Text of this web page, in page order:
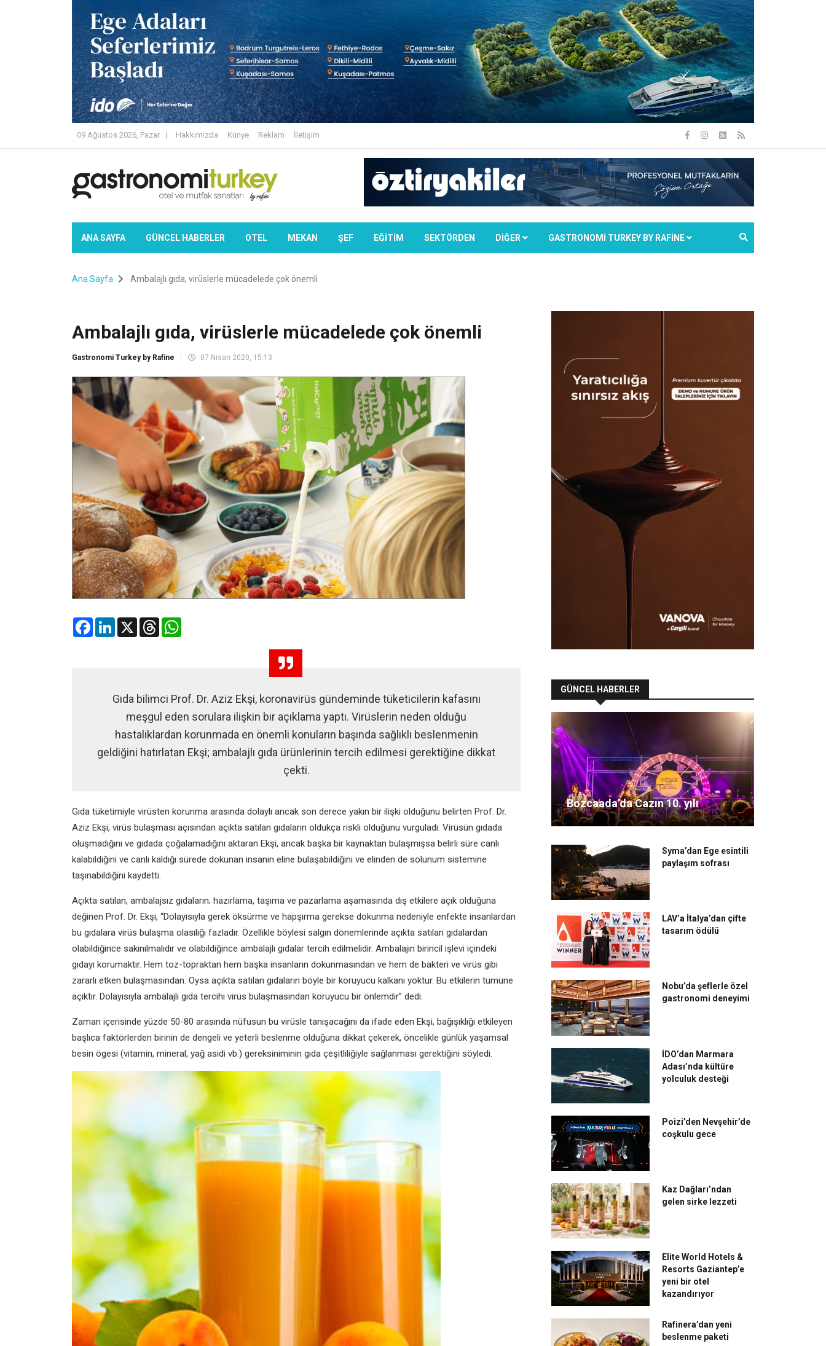
09 Ağustos 2026, Pazar Hakkımızda Künye Reklam İletişim
ANA SAYFA GÜNCEL HABERLER OTEL MEKAN ŞEF EĞİTİM SEKTÖRDEN DIĞER GASTRONOMİ TURKEY BY RAFİNE
Ana Sayfa Ambalajlı gıda, virüslerle mücadelede çok önemli
Ambalajlı gıda, virüslerle mücadelede çok önemli
Gastronomi Turkey by Rafine 07 Nisan 2020, 15:13
FacebookLinkedIn
X Threads
Gıda bilimci Prof. Dr. Aziz Ekşi, koronavirüs gündeminde tüketicilerin kafasını
meşgul eden sorulara ilişkin bir açıklama yaptı. Virüslerin neden olduğu
hastalıklardan korunmada en önemli konuların başında sağlıklı beslenmenin
geldiğini hatırlatan Ekşi; ambalajlı gıda ürünlerinin tercih edilmesi gerektiğine dikkat
çekti.
Gıda tüketimiyle virüsten korunma arasında dolaylı ancak son derece yakın bir ilişki olduğunu belirten Prof. Dr.
Aziz Ekşi, virüs bulaşması açısından açıkta satılan gıdaların oldukça riskli olduğunu vurguladı. Virüsün gıdada
oluşmadığını ve gıdada çoğalamadığını aktaran Ekşi, ancak başka bir kaynaktan bulaşmışsa belirli süre canlı
kalabildiğini ve canlı kaldığı sürede dokunan insanın eline bulaşabildiğini ve elinden de solunum sistemine
taşınabildiğini kaydetti.
Açıkta satılan, ambalajsız gıdaların; hazırlama, taşıma ve pazarlama aşamasında dış etkilere açık olduğuna
değinen Prof. Dr. Ekşi, “Dolayısıyla gerek öksürme ve hapşırma gerekse dokunma nedeniyle enfekte insanlardan
bu gıdalara virüs bulaşma olasılığı fazladır. Özellikle böylesi salgın dönemlerinde açıkta satılan gıdalardan
olabildiğince sakınılmalıdır ve olabildiğince ambalajlı gıdalar tercih edilmelidir. Ambalajın birincil işlevi içindeki
gıdayı korumaktır. Hem toz-topraktan hem başka insanların dokunmasından ve hem de bakteri ve virüs gibi
zararlı etken bulaşmasından. Oysa açıkta satılan gıdaların böyle bir koruyucu kalkanı yoktur. Bu etkilerin tümüne
açıktır. Dolayısıyla ambalajlı gıda tercihi virüs bulaşmasından koruyucu bir önlemdir” dedi.
Zaman içerisinde yüzde 50-80 arasında nüfusun bu virüsle tanışacağını da ifade eden Ekşi, bağışıklığı etkileyen
başlıca faktörlerden birinin de dengeli ve yeterli beslenme olduğuna dikkat çekerek, öncelikle günlük yaşamsal
besin ögesi (vitamin, mineral, yağ asidi vb.) gereksiniminin gıda çeşitliliğiyle sağlanması gerektiğini söyledi.
GÜNCEL HABERLER
Bozcaada’da Cazın 10. yılı
Syma’dan Ege esintili
paylaşım sofrası
LAV’a İtalya’dan çifte
tasarım ödülü
Nobu’da şeflerle özel
gastronomi deneyimi
İDO’dan Marmara
Adası’nda kültüre
yolculuk desteği
Poizi’den Nevşehir’de
coşkulu gece
Kaz Dağları’ndan
gelen sirke lezzeti
Elite World Hotels &
Resorts Gaziantep’e
yeni bir otel
kazandırıyor
Rafinera’dan yeni
beslenme paketi